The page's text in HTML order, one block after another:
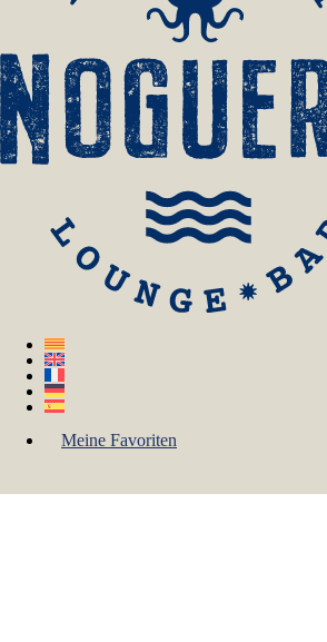
Meine Favoriten